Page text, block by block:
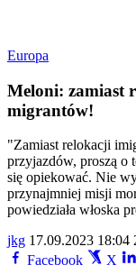
Europa
Meloni: zamiast
migrantów!
"Zamiast relokacji
przyjazdów, proszą o
się opiekować. Nie
przynajmniej misji
powiedziała włoska
jkg 17.09.2023 18:04
Facebook
X